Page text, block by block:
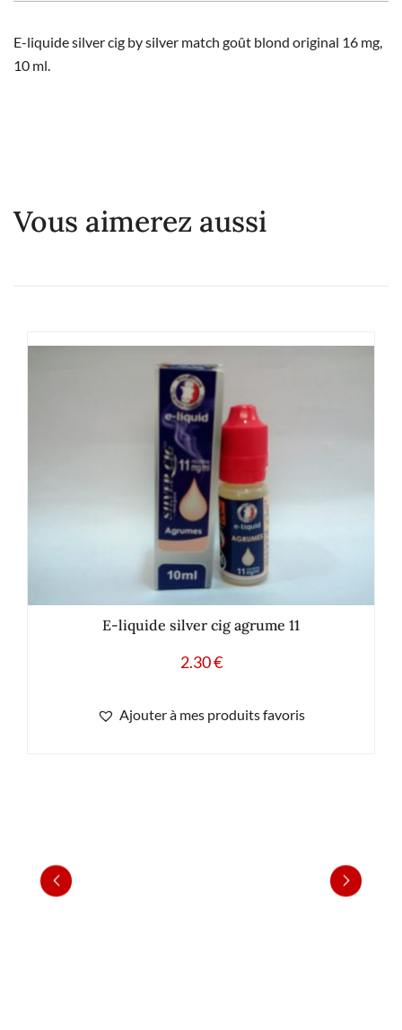
E-liquide silver cig by silver match goût blond original 16 mg,
10 ml.
Vous aimerez aussi
E-liquide silver cig agrume 11
2.30€
Ajouter à mes produits favoris